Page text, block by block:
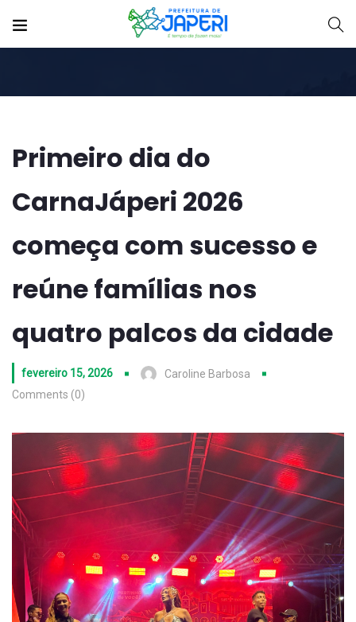
Primeiro dia do
CarnaJáperi 2026
começa com sucesso e
reúne famílias nos
quatro palcos da cidade
fevereiro 15, 2026
Caroline Barbosa
Comments (0)